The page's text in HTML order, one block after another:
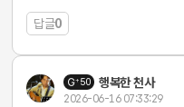
답글0
50 행복한 천사
2026-06-16 07:33:29